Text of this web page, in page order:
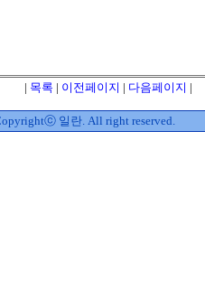
| 목록 | 이전페이지 | 다음페이지 |
일란. All right reserved.